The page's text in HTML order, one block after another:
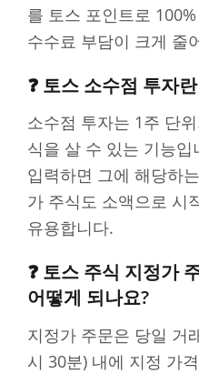
를 토스 포인트로
수수료 부담이 크게 줄
❓ 토스 소수점 투자
소수점 투자는 1주 단
식을 살 수 있는 기능
입력하면 그에 해당하
가 주식도 소액으로 시
유용합니다.
❓ 토스 주식 지정가
어떻게 되나요?
지정가 주문은 당일 거
시 30분) 내에 지정 가